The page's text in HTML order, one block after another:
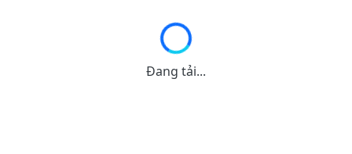
Đang tải...